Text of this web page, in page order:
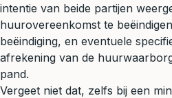
intentie van beide partijen
huurovereenkomst te
beëindiging, en eventuele
afrekening van de
pand.
Vergeet niet dat, zelfs bij een